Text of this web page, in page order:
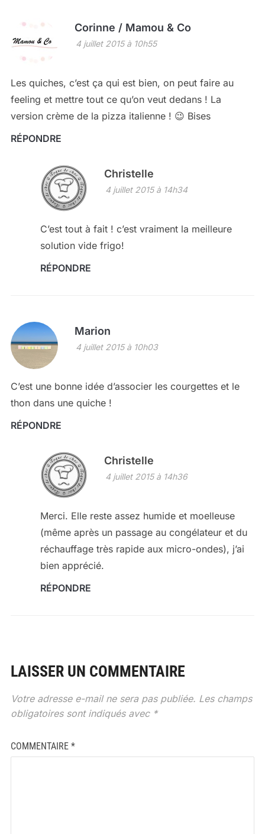
Corinne / Mamou & Co
4 juillet 2015 à 10h55
Les quiches, c’est ça qui est bien, on peut faire au
feeling et mettre tout ce qu’on veut dedans ! La
version crème de la pizza italienne ! 😉 Bises
RÉPONDRE
Christelle
4 juillet 2015 à 14h34
C’est tout à fait ! c’est vraiment la meilleure
solution vide frigo!
RÉPONDRE
Marion
4 juillet 2015 à 10h03
C’est une bonne idée d’associer les courgettes et le
thon dans une quiche !
RÉPONDRE
Christelle
4 juillet 2015 à 14h36
Merci. Elle reste assez humide et moelleuse
(même après un passage au congélateur et du
réchauffage très rapide aux micro-ondes), j’ai
bien apprécié.
RÉPONDRE
LAISSER UN COMMENTAIRE
Votre adresse e-mail ne sera pas publiée. Les champs
obligatoires sont indiqués avec *
COMMENTAIRE *